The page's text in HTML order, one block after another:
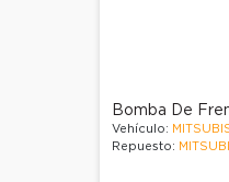
Bomba De
Vehículo:
Repuesto: